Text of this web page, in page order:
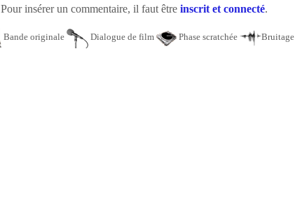
Pour insérer un commentaire, il faut être inscrit et connecté.
Bande originale Dialogue de film Phase scratchée Bruitage